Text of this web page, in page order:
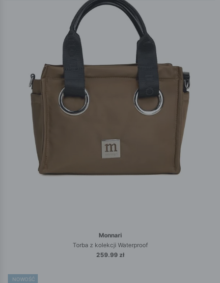
Monnari
Torba z kolekcji Waterproof
259.99 zł
NOWOŚĆ